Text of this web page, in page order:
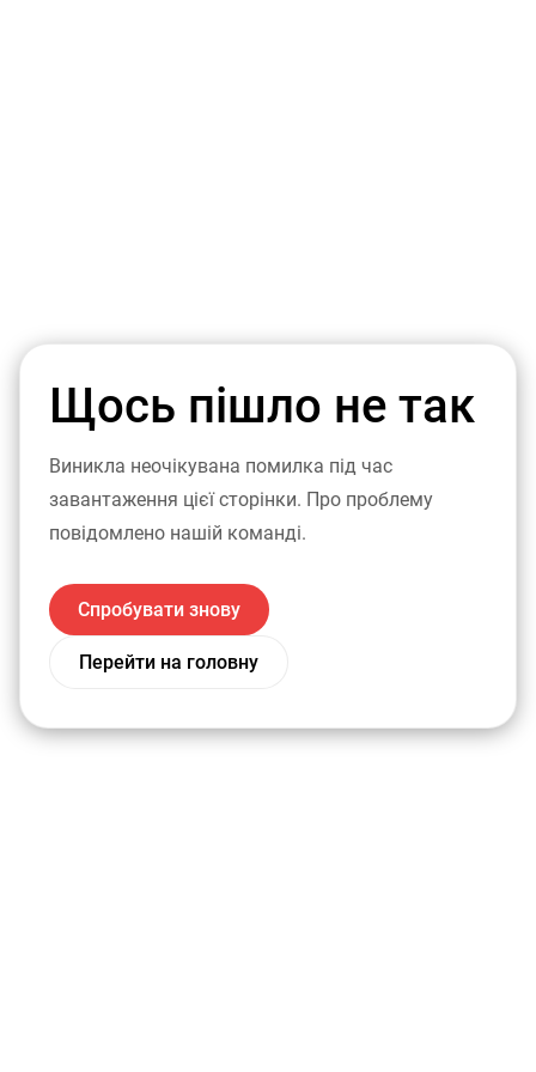
Щось пішло не так
Виникла неочікувана помилка під час
завантаження цієї сторінки. Про проблему
повідомлено нашій команді.
Спробувати знову
Перейти на головну